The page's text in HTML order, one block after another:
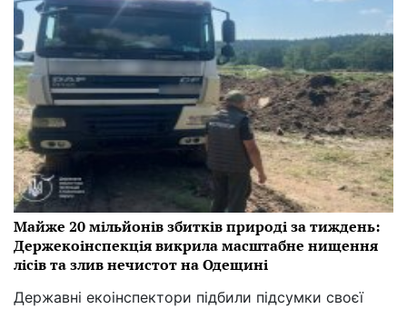
Майже 20 мільйонів збитків природі за тиждень:
Держекоінспекція викрила масштабне нищення
лісів та злив нечистот на Одещині
Державні екоінспектори підбили підсумки своєї